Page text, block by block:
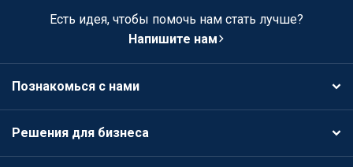
Есть идея, чтобы помочь нам стать лучше?
Напишите нам
Познакомься с нами
Решения для бизнеса